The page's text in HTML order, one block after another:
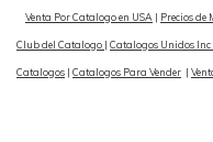
Venta Por Catalogo en USA Precios de
Club del Catalogo Catalogos Unidos Inc
Catalogos Catalogos Para Vender